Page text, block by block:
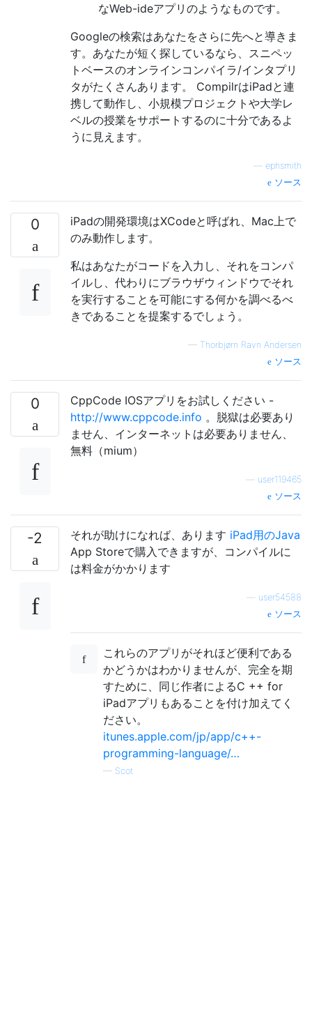
なWeb-ideアプリのようなものです。
Googleの検索はあなたをさらに先へと導きま
す。あなたが短く探しているなら、スニペッ
トベースのオンラインコンパイラ/インタプリ
タがたくさんあります。 CompilrはiPadと連
携して動作し、小規模プロジェクトや大学レ
ベルの授業をサポートするのに十分であるよ
うに見えます。
ephsmith
ソース
0
iPadの開発環境はXCodeと呼ばれ、Mac上で
のみ動作します。
私はあなたがコードを入力し、それをコンパ
イルし、代わりにブラウザウィンドウでそれ
を実行することを可能にする何かを調べるべ
きであることを提案するでしょう。
— Thorbjørn Ravn Andersen
ソース
0
CppCode IOSアプリをお試しください -
http://www.cppcode.info 。脱獄は必要あり
ません、インターネットは必要ありません、
無料（mium）
user119465
ソース
-2 それが助けになれば、あります iPad用のJava
App Storeで購入できますが、コンパイルに
は料金がかかります
user54588
ソース
これらのアプリがそれほど便利である
かどうかはわかりませんが、完全を期
すために、同じ作者によるC ++ for
iPadアプリもあることを付け加えてく
ださい。
itunes.apple.com/jp/app/c++-
programming-language/…
— Scot